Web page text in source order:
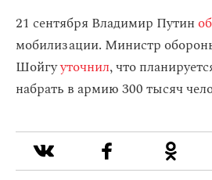
21 сентября Владимир Путин
мобилизации. Министр
Шойгууточнил, что
набрать в армию 300 тысяч